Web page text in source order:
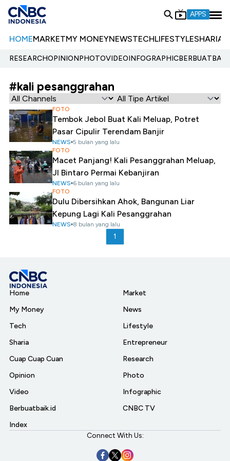
APPS
HOMEMARKETMY MONEYNEWSTECHLIFESTYLESHARIA
RESEARCHOPINIONPHOTOVIDEOINFOGRAPHIC
#kali pesanggrahan
FOTO
Tembok Jebol Buat Kali Meluap, Potret
Pasar Cipulir Terendam Banjir
NEWS 5 bulan yang lalu
FOTO
Macet Panjang! Kali Pesanggrahan Meluap,
Jl Bintaro Permai Kebanjiran
NEWS 6 bulan yang lalu
FOTO
Dulu Dibersihkan Ahok, Bangunan Liar
Kepung Lagi Kali Pesanggrahan
NEWS 8 bulan yang lalu
1
Home
My Money
Tech
Sharia
Cuap Cuap Cuan
Opinion
Video
Berbuatbaik.id
Index
Market
News
Lifestyle
Entrepreneur
Research
Photo
Infographic
CNBC TV
Connect With Us: